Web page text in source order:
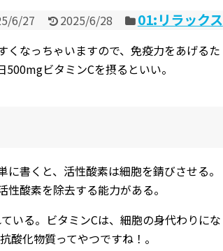
6/27 2025/6/28 01:リラックス
くなっちゃいますので、免疫力をあげるた
ビタミンCを摂るといい。
書くと、活性酸素は細胞を錆びさせる。
酸素を除去する能力がある。
いる。ビタミンCは、細胞の身代わりにな
酸化物質ってやつですね！。